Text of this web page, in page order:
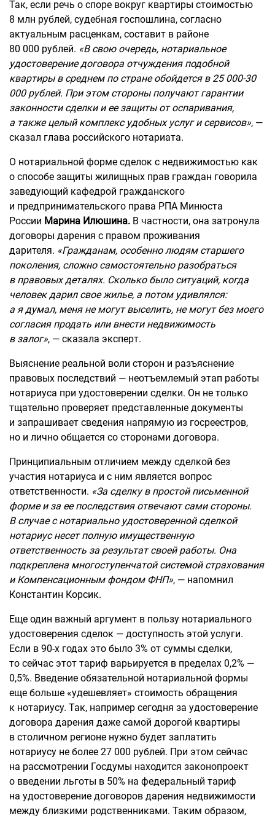
Так, если речь о споре вокруг квартиры стоимостью
8 млн рублей, судебная госпошлина, согласно
актуальным расценкам, составит в районе
80 000 рублей. «В свою очередь, нотариальное
удостоверение договора отчуждения подобной
квартиры в среднем по стране обойдется в 25 000-30
000 рублей. При этом стороны получают гарантии
законности сделки и ее защиты от оспаривания,
а также целый комплекс удобных услуг и сервисов», —
сказал глава российского нотариата.
О нотариальной форме сделок с недвижимостью как
о способе защиты жилищных прав граждан говорила
заведующий кафедрой гражданского
и предпринимательского права РПА Минюста
России Марина Илюшина. В частности, она затронула
договоры дарения с правом проживания
дарителя. «Гражданам, особенно людям старшего
поколения, сложно самостоятельно разобраться
в правовых деталях. Сколько было ситуаций, когда
человек дарил свое жилье, а потом удивлялся:
а я думал, меня не могутвыселить, не могут без моего
согласия продать или внести недвижимость
в залог», — сказала эксперт.
Выяснение реальной воли сторон и разъяснение
правовых последствий — неотъемлемый этап работы
нотариуса при удостоверении сделки. Он не только
тщательно проверяет представленные документы
и запрашивает сведения напрямую из госреестров,
но и лично общается со сторонами договора.
Принципиальным отличием между сделкой без
участия нотариуса и с ним является вопрос
ответственности. «За сделку в простой письменной
форме и за ее последствия отвечают сами стороны.
В случае с нотариально удостоверенной сделкой
нотариус несет полную имущественную
ответственность за результат своей работы. Она
подкреплена многоступенчатой системой страхования
и Компенсационным фондом ФНП», — напомнил
Константин Корсик.
Еще один важный аргумент в пользу нотариального
удостоверения сделок — доступность этой услуги.
Если в 90-х годах это было 3% от суммы сделки,
то сейчас этот тариф варьируется в пределах 0,2% —
0,5%. Введение обязательной нотариальной формы
еще больше «удешевляет» стоимость обращения
к нотариусу. Так, например сегодня за удостоверение
договора дарения даже самой дорогой квартиры
в столичном регионе нужно будет заплатить
нотариусу не более 27 000 рублей. При этом сейчас
на рассмотрении Госдумы находится законопроект
о введении льготы в 50% на федеральный тариф
на удостоверение договоров дарения недвижимости
между близкими родственниками. Таким образом,